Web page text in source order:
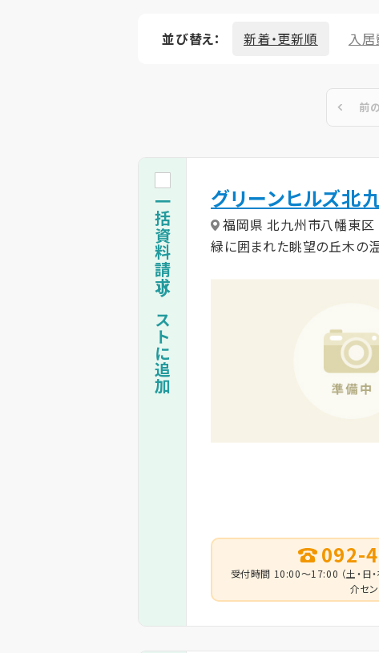
並び替え： 新着・更新順 入
前
グリーンヒルズ北
福岡県 北九州市八幡東区
緑に囲まれた眺望の丘木の
092-
受付時間 10:00～17:00 （土・日
介セン
一括資料請求リストに追加